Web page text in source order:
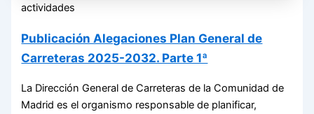
actividades
Publicación Alegaciones Plan General de
Carreteras 2025-2032. Parte 1ª
La Dirección General de Carreteras de la Comunidad de
Madrid es el organismo responsable de planificar,